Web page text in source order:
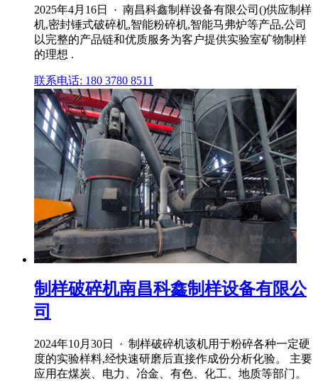
2025年4月16日 · 南昌科鑫制样设备有限公司()供应制样
机,密封锤式破碎机,智能粉碎机,智能马弗炉等产品,公司
以完整的产品链和优质服务为客户提供实验室矿物制样
的理想 .
联系电话: 180 3780 8511
制样破碎机南昌科鑫制样设备有限公
司
2024年10月30日 · 制样破碎机该机用于粉碎各种一定硬
度的实验样料,经快速研磨后直接作成份分析化验。 主要
应用在煤炭、电力、冶金、有色、化工、地质等部门。